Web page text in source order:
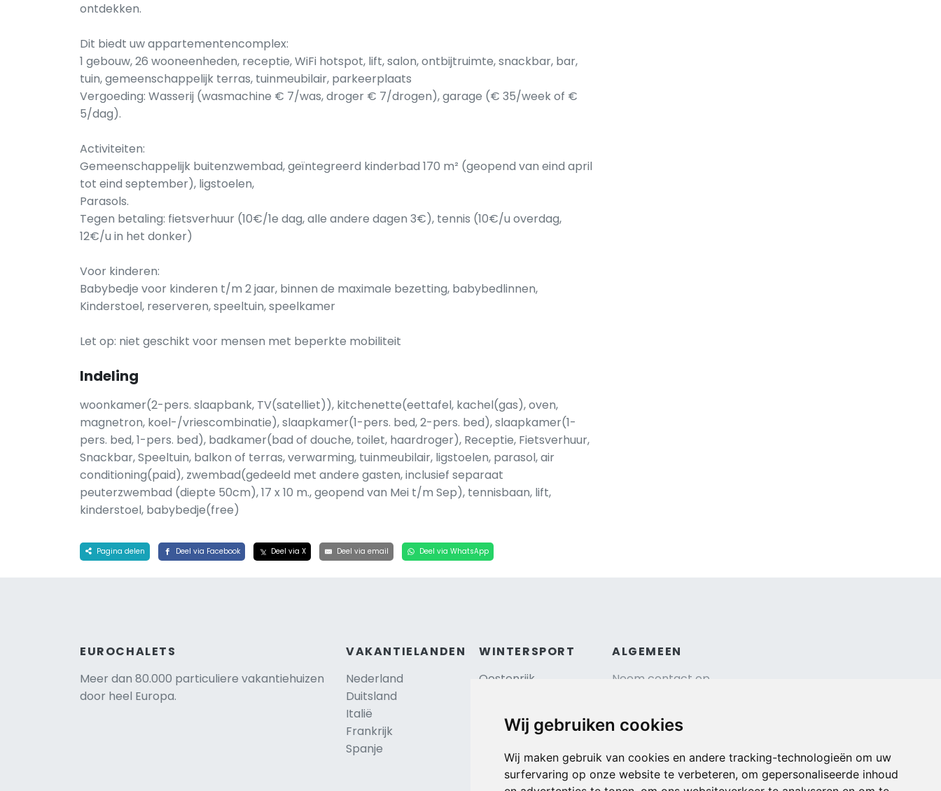
Wij gebruiken cookies
Wij maken gebruik van cookies en andere tracking-technologieën om uw
surfervaring op onze website te verbeteren, om gepersonaliseerde inhoud
ontdekken.
Dit biedt uw appartementencomplex:
1 gebouw, 26 wooneenheden, receptie, WiFi hotspot, lift, salon, ontbijtruimte, snackbar, bar,
tuin, gemeenschappelijk terras, tuinmeubilair, parkeerplaats
Vergoeding: Wasserij (wasmachine € 7/was, droger € 7/drogen), garage (€ 35/week of €
5/dag).
Activiteiten:
Gemeenschappelijk buitenzwembad, geïntegreerd kinderbad 170 m² (geopend van eind april
tot eind september), ligstoelen,
Parasols.
Tegen betaling: fietsverhuur (10€/1e dag, alle andere dagen 3€), tennis (10€/u overdag,
12€/u in het donker)
Voor kinderen:
Babybedje voor kinderen t/m 2 jaar, binnen de maximale bezetting, babybedlinnen,
Kinderstoel, reserveren, speeltuin, speelkamer
Let op: niet geschikt voor mensen met beperkte mobiliteit
Indeling
woonkamer(2-pers. slaapbank, TV(satelliet)), kitchenette(eettafel, kachel(gas), oven,
magnetron, koel-/vriescombinatie), slaapkamer(1-pers. bed, 2-pers. bed), slaapkamer(1-
pers. bed, 1-pers. bed), badkamer(bad of douche, toilet, haardroger), Receptie, Fietsverhuur,
Snackbar, Speeltuin, balkon of terras, verwarming, tuinmeubilair, ligstoelen, parasol, air
conditioning(paid), zwembad(gedeeld met andere gasten, inclusief separaat
peuterzwembad (diepte 50cm), 17 x 10 m., geopend van Mei t/m Sep), tennisbaan, lift,
kinderstoel, babybedje(free)
Pagina delen Deel via Facebook Deel via X Deel via email Deel via WhatsApp
EUROCHALETS
Meer dan 80.000 particuliere vakantiehuizen
door heel Europa.
VAKANTIELANDEN
Nederland
Duitsland
Italië
Frankrijk
Spanje
WINTERSPORT
Oostenrijk
Zwitserland
Tsjechië
TIP
Duitsland
ALGEMEEN
Neem contact op
Reisverzekering afsluiten
Algemene voorwaarden